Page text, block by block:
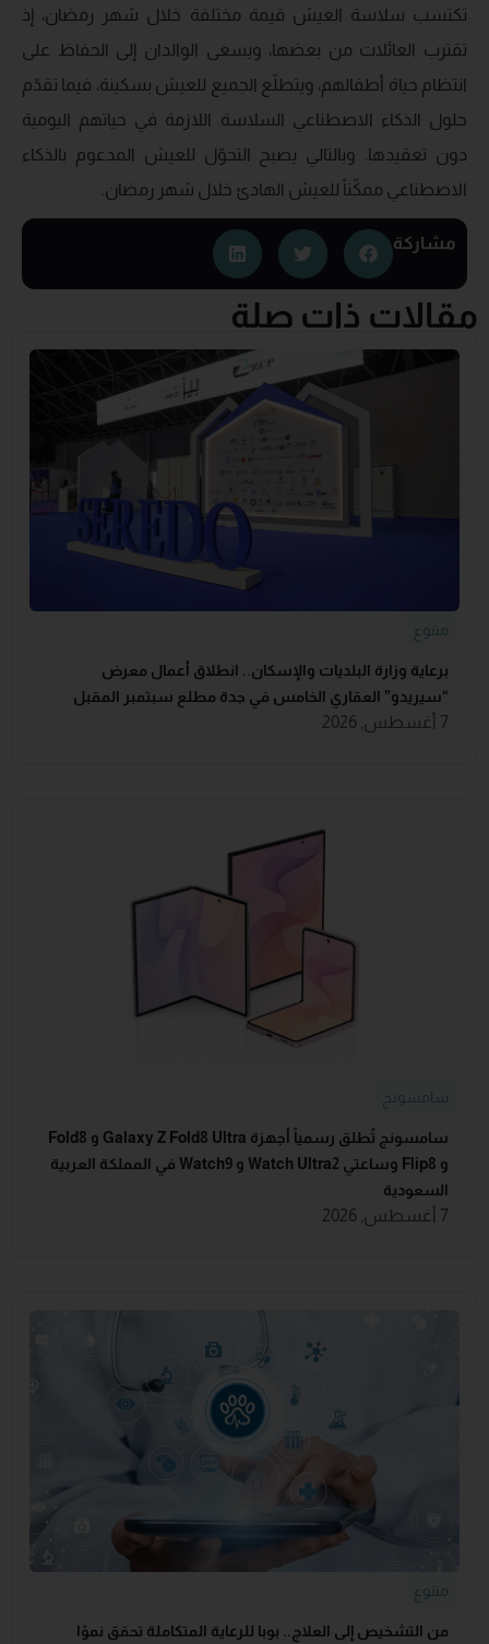
تكتسب سلاسة العيش قيمة مختلفة خلال شهر رمضان، إذ
تقترب العائلات من بعضها، ويسعى الوالدان إلى الحفاظ على
انتظام حياة أطفالهم، ويتطلّع الجميع للعيش بسكينة، فيما تقدّم
حلول الذكاء الاصطناعي السلاسة اللازمة في حياتهم اليومية
دون تعقيدها. وبالتالي يصبح التحوّل للعيش المدعوم بالذكاء
الاصطناعي ممكّناً للعيش الهادئ خلال شهر رمضان.
مشاركة
مقالات ذات صلة
متنوع
برعاية وزارة البلديات والإسكان.. انطلاق أعمال معرض
“سيريدو” العقاري الخامس في جدة مطلع سبتمبر المقبل
7 أغسطس, 2026
سامسونج
سامسونج تُطلق رسمياً أجهزة Galaxy Z Fold8 Ultra و Fold8
و Flip8 وساعتي Watch Ultra2 و Watch9 في المملكة العربية
السعودية
7 أغسطس, 2026
متنوع
من التشخيص إلى العلاج.. بوبا للرعاية المتكاملة تحقق نموًا